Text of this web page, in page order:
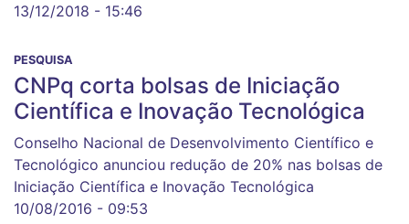
13/12/2018 - 15:46
PESQUISA
CNPq corta bolsas de Iniciação
Científica e Inovação Tecnológica
Conselho Nacional de Desenvolvimento Científico e
Tecnológico anunciou redução de 20% nas bolsas de
Iniciação Científica e Inovação Tecnológica
10/08/2016 - 09:53